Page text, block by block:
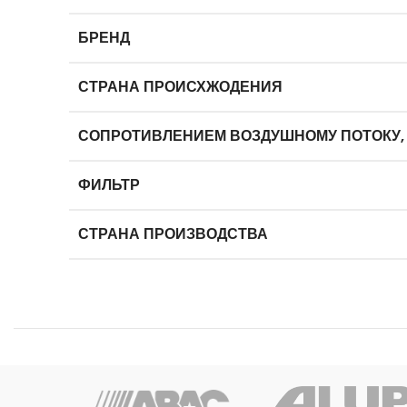
БРЕНД
СТРАНА ПРОИСХЖОДЕНИЯ
СОПРОТИВЛЕНИЕМ ВОЗДУШНОМУ ПОТОКУ,
ФИЛЬТР
СТРАНА ПРОИЗВОДСТВА